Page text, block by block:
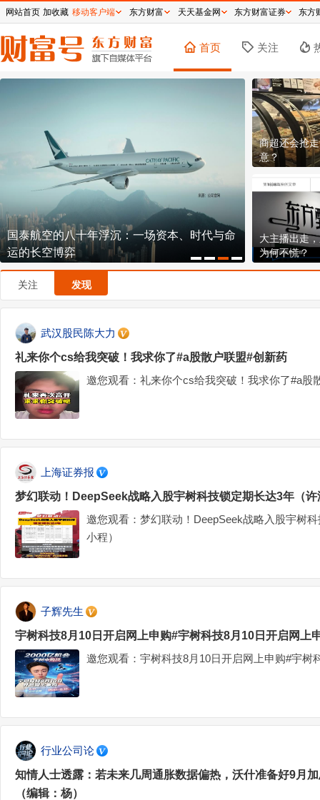
首页 关注
国泰航空的八十年浮沉：一场资本、时代与命
运的长空博弈
逼近历史新
钞机到底有
商超还会抢
意？
大主播出走
为何不慌？
关注 发现
武汉股民陈大力
礼来你个cs给我突破！我求你了#a股散户联盟#创新药
邀您观看：礼来你个cs给我突破！我求你了#a股
上海证券报
梦幻联动！DeepSeek战略入股宇树科技锁定期长达3年（
邀您观看：梦幻联动！DeepSeek战略入股宇树
小程）
子辉先生
宇树科技8月10日开启网上申购#宇树科技8月10日开启网上
邀您观看：宇树科技8月10日开启网上申购#宇树
行业公司论
知情人士透露：若未来几周通胀数据偏热，沃什准备好9月
（编辑：杨）
网站首页 加收藏 移动客户端 东方财富 天天基金网 东方财富证券 东方